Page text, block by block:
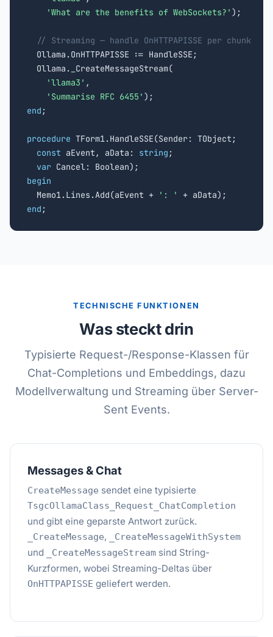
'What are the benefits of WebSockets?' );
// Streaming — handle OnHTTPAPISSE per chunk
  Ollama.OnHTTPAPISSE := HandleSSE;
  Ollama._CreateMessageStream(
'llama3' ,
'Summarise RFC 6455'
end ;
procedure TForm1.HandleSSE(Sender: TObject;
const aEvent, aData: string ;
var
begin
Memo1.Lines.Add(aEvent +
': '
end ;
TECHNISCHE FUNKTIONEN
Was steckt drin
Typisierte Request-/Response-Klassen für
Chat-Completions und Embeddings, dazu
Modellverwaltung und Streaming über Server-
Sent Events.
Messages & Chat
CreateMessage sendet eine typisierte
TsgcOllamaClass_Request_ChatCompletion
und gibt eine geparste Antwort zurück.
_CreateMessage, _CreateMessageWithSystem
und _CreateMessageStream sind String-
Kurzformen, wobei Streaming-Deltas über
OnHTTPAPISSE geliefert werden.